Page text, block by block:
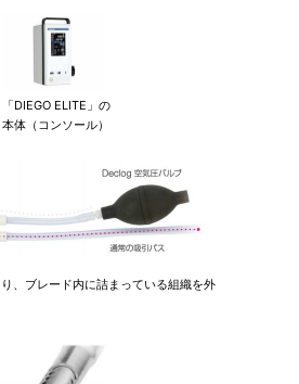
「DIEGO ELITE」の
本体（コンソール）
、ブレード内に詰まっている組織を外